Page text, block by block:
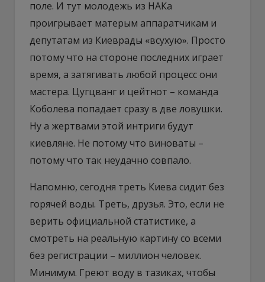
поле. И тут молодежь из НАКа
проигрывает матерым аппаратчикам и
депутатам из Киеврады «всухую». Просто
потому что на стороне последних играет
время, а затягивать любой процесс они
мастера. Цугцванг и цейтнот – команда
Коболева попадает сразу в две ловушки.
Ну а жертвами этой интриги будут
киевляне. Не потому что виноваты –
потому что так неудачно совпало.
Напомню, сегодня треть Киева сидит без
горячей воды. Треть, друзья. Это, если не
верить официальной статистике, а
смотреть на реальную картину со всеми
без регистрации – миллион человек.
Минимум. Греют воду в тазиках, чтобы